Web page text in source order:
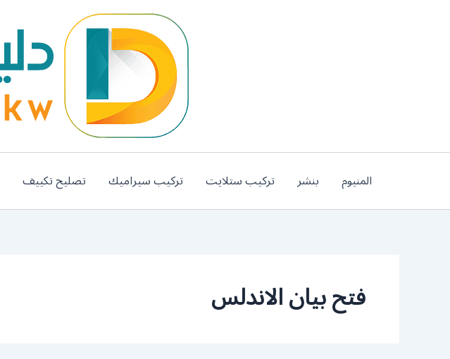
المنيوم بنشر تركيب ستلايت تركيب سيراميك تصليح تكييف
فتح بيان الاندلس